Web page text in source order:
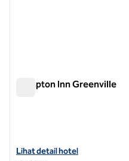
Hampton Inn Greenville
Lihat detail hotel untuk
Lihat detail hotel